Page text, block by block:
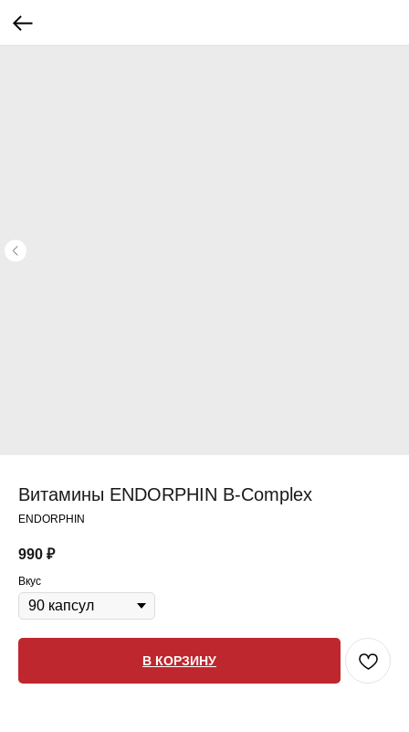
Витамины ENDORPHIN B-Complex
ENDORPHIN
990 ₽
Вкус
В КОРЗИНУ